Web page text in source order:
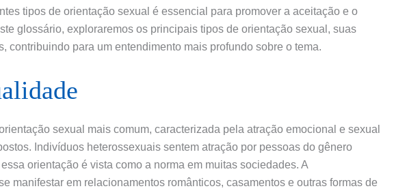
tipos de orientação sexual é essencial para promover a aceitação e o
glossário, exploraremos os principais tipos de orientação sexual, suas
contribuindo para um entendimento mais profundo sobre o tema.
sexual mais comum, caracterizada pela atração emocional e sexual
Indivíduos heterossexuais sentem atração por pessoas do gênero
orientação é vista como a norma em muitas sociedades. A
manifestar em relacionamentos românticos, casamentos e outras formas de